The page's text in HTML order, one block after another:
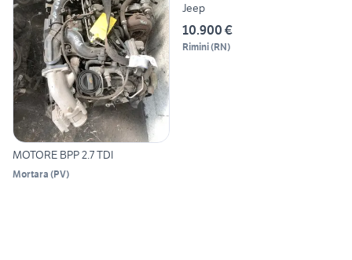
MOTORE BPP 2.7 TDI
Mortara (PV)
Jeep
10.900 €
Rimini(RN)